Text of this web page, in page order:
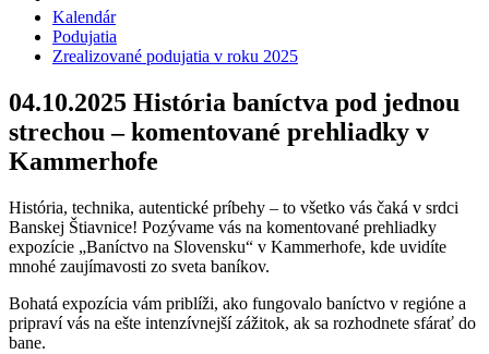
Kalendár
Podujatia
Zrealizované podujatia v roku 2025
04.10.2025 História baníctva pod jednou
strechou – komentované prehliadky v
Kammerhofe
História, technika, autentické príbehy – to všetko vás čaká v srdci
Banskej Štiavnice! Pozývame vás na komentované prehliadky
expozície „Baníctvo na Slovensku“ v Kammerhofe, kde uvidíte
mnohé zaujímavosti zo sveta baníkov.
Bohatá expozícia vám priblíži, ako fungovalo baníctvo v regióne a
pripraví vás na ešte intenzívnejší zážitok, ak sa rozhodnete sfárať do
bane.